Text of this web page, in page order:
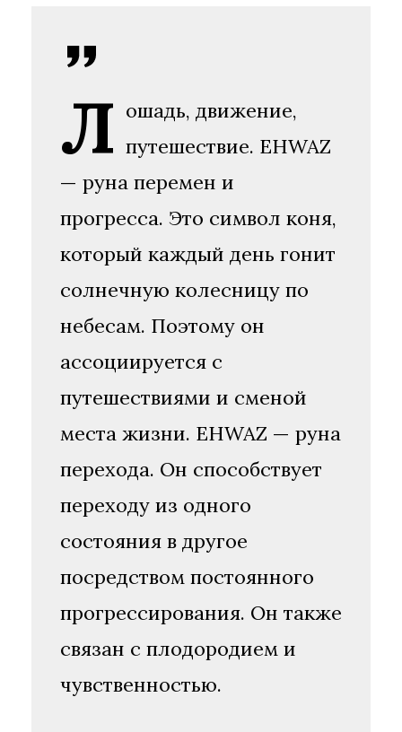
Л ошадь, движение,
путешествие. EHWAZ
— руна перемен и
прогресса. Это символ коня,
который каждый день гонит
солнечную колесницу по
небесам. Поэтому он
ассоциируется с
путешествиями и сменой
места жизни. EHWAZ — руна
перехода. Он способствует
переходу из одного
состояния в другое
посредством постоянного
прогрессирования. Он также
связан с плодородием и
чувственностью.